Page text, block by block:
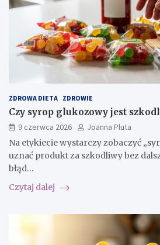
ZDROWA DIETA ZDROWIE
Czy syrop glukozowy jest
9 czerwca 2026
Joanna Pluta
Na etykiecie wystarczy zobaczyć
uznać produkt za szkodliwy bez
błąd…
Czytaj dalej